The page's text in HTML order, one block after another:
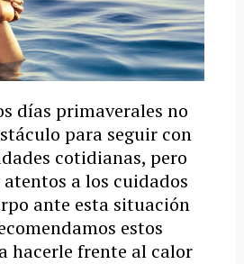
días primaverales no
para seguir con
cotidianas, pero
a los cuidados
ante esta situación
estos
hacerle frente al calor